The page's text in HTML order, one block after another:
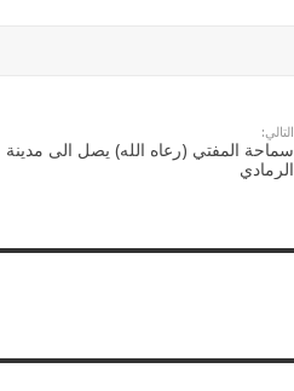
التالي:
سماحة المفتي (رعاه الله) يصل الى مدينة
الرمادي